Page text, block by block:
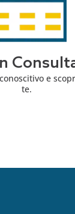
e
te.